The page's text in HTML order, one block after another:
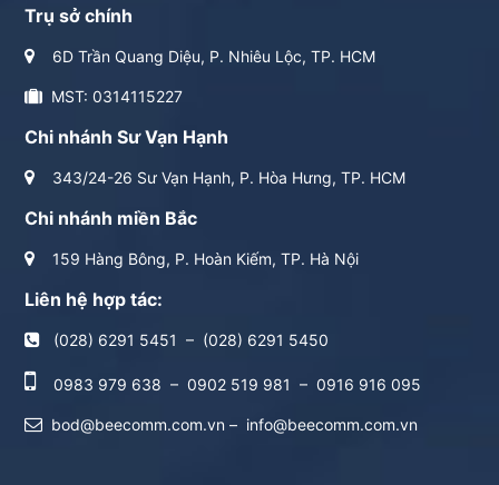
Trụ sở chính
6D Trần Quang Diệu, P. Nhiêu Lộc, TP. HCM
MST: 0314115227
Chi nhánh Sư Vạn Hạnh
343/24-26 Sư Vạn Hạnh, P. Hòa Hưng, TP. HCM
Chi nhánh miền Bắc
159 Hàng Bông, P. Hoàn Kiếm, TP. Hà Nội
Liên hệ hợp tác:
(028) 6291 5451 – (028) 6291 5450
0983 979 638 – 0902 519 981 – 0916 916 095
bod@beecomm.com.vn – info@beecomm.com.vn